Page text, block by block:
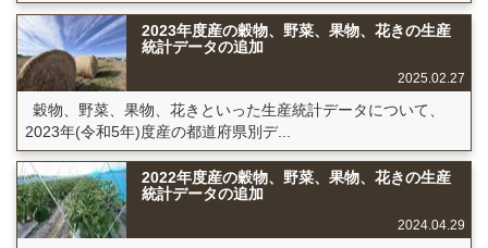
2023年度産の穀物、野菜、果物、花きの生産
統計データの追加
2025.02.27
穀物、野菜、果物、花きといった生産統計データについて、
2023年(令和5年)度産の都道府県別デ...
2022年度産の穀物、野菜、果物、花きの生産
統計データの追加
2024.04.29